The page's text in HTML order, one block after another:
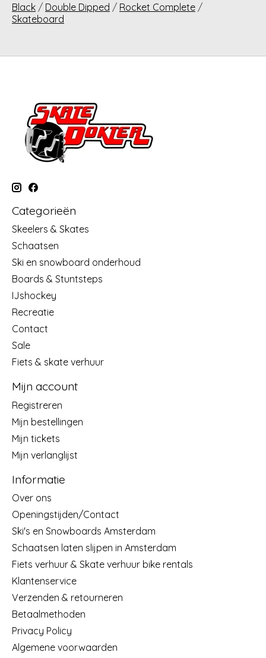
Black / Double Dipped / Rocket Complete /
Skateboard
Categorieën
Skeelers & Skates
Schaatsen
Ski en snowboard onderhoud
Boards & Stuntsteps
IJshockey
Recreatie
Contact
Sale
Fiets & skate verhuur
Mijn account
Registreren
Mijn bestellingen
Mijn tickets
Mijn verlanglijst
Informatie
Over ons
Openingstijden/Contact
Ski's en Snowboards Amsterdam
Schaatsen laten slijpen in Amsterdam
Fiets verhuur & Skate verhuur bike rentals
Klantenservice
Verzenden & retourneren
Betaalmethoden
Privacy Policy
Algemene voorwaarden